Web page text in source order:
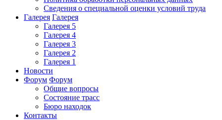
Сведения о специальной оценки условий труда
Галерея Галерея
Галерея 5
Галерея 4
Галерея 3
Галерея 2
Галерея 1
Новости
Форум Форум
Общие вопросы
Состояние трасс
Бюро находок
Контакты